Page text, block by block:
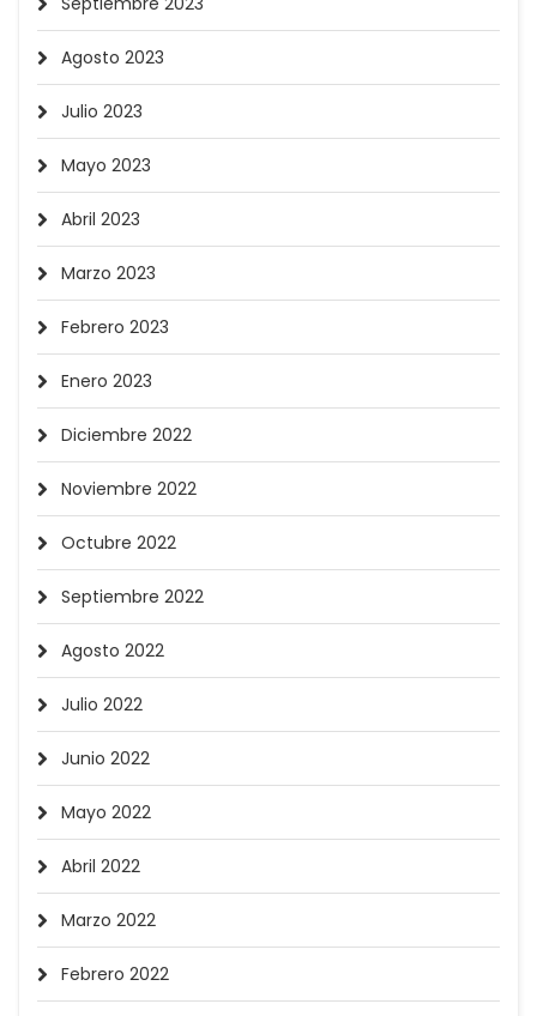
Agosto 2023
Julio 2023
Mayo 2023
Abril 2023
Marzo 2023
Febrero 2023
Enero 2023
Diciembre 2022
Noviembre 2022
Octubre 2022
Septiembre 2022
Agosto 2022
Julio 2022
Junio 2022
Mayo 2022
Abril 2022
Marzo 2022
Febrero 2022